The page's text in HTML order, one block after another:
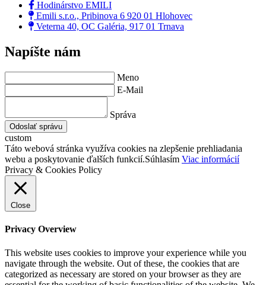
Hodinárstvo EMILI
Emili s.r.o., Pribinova 6 920 01 Hlohovec
Veterna 40, OC Galéria, 917 01 Trnava
Napíšte nám
Meno
E-Mail
Správa
Odoslať správu
custom
Táto webová stránka využíva cookies na zlepšenie prehliadania
webu a poskytovanie ďalších funkcií.Súhlasím Viac informácií
Privacy & Cookies Policy
Close
Privacy Overview
This website uses cookies to improve your experience while you
navigate through the website. Out of these, the cookies that are
categorized as necessary are stored on your browser as they are